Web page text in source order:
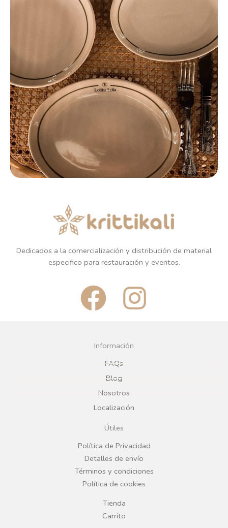
Dedicados a la comercialización y distribución de material
especifico para restauración y eventos.
F
a
c
e
b
o
o
k
I
n
g
r
a
Información
FAQs
Blog
Nosotros
Localización
Útiles
Política de Privacidad
Detalles de envío
Términos y condiciones
Política de cookies
Tienda
Carrito